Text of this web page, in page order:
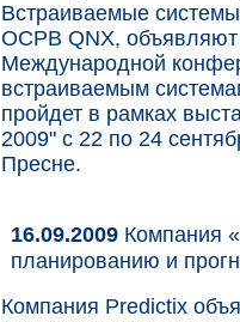
Встраиваемые
ОСРВ QNX, объявляют
Международной
встраиваемым
пройдет в рамках
2009" с 22 по 24
Пресне.
16.09.2009 Компания
планированию и
Компания Predictix